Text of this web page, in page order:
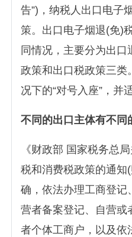
告”)，纳税人出口电子
策。出口电子烟退(免)
同情况，主要分为出
政策和出口税政策三类
况下的“对号入座”，并
不同的出口主体有不同
《财政部 国家税务总
税和消费税政策的通知
确，依法办理工商登记
营者备案登记、自营或
者个体工商户，以及依